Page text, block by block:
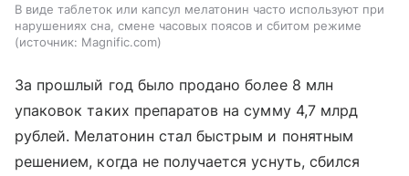
В виде таблеток или капсул мелатонин часто используют при
нарушениях сна, смене часовых поясов и сбитом режиме
источник: Magnific.com
За прошлый год было продано более 8 млн
упаковок таких препаратов на сумму 4,7 млрд
рублей. Мелатонин стал быстрым и понятным
решением, когда не получается уснуть, сбился